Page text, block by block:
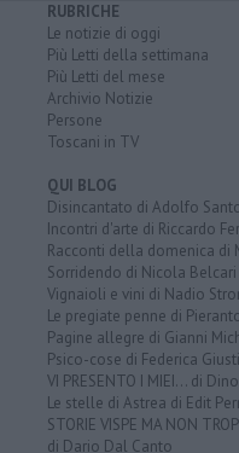
RUBRICHE
Le notizie di oggi
Più Letti della settimana
Più Letti del mese
Archivio Notizie
Persone
Toscani in TV
QUI BLOG
Disincantato di Adolfo
Incontri d'arte di Riccardo
Racconti della domenica di
Sorridendo di Nicola Belcari
Vignaioli e vini di Nadio
Le pregiate penne di
Pagine allegre di Gianni
Psico-cose di Federica Giusti
VI PRESENTO I MIEI... di
Le stelle di Astrea di Edit
STORIE VISPE MA NON
di Dario Dal Canto